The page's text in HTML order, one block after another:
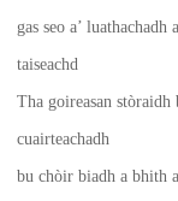
gas seo a’ luathachadh
taiseachd
Tha goireasan stòraidh
cuairteachadh
bu chòir biadh a bhith